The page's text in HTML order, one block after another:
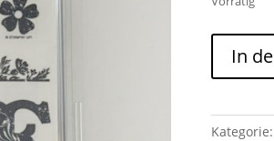
Menge
In
Kategorie: